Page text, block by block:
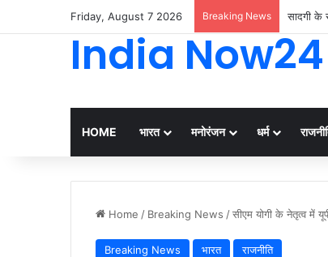
Friday, August 7 2026 Breaking News सादगी के
India Now24
HOME भारत मनोरंजन धर्म
Home / Breaking News /सीएम योगी के नेतृत्व में
Breaking News भारत राजनीति